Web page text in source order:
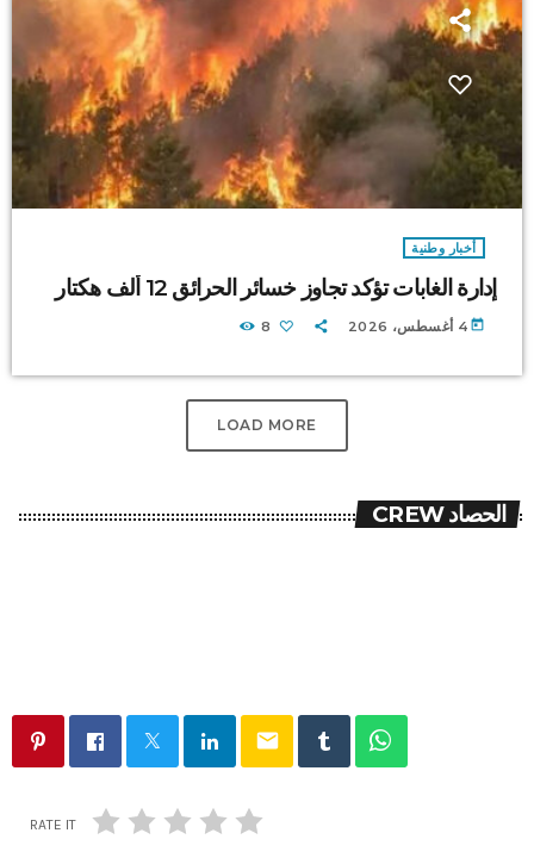
أخبار وطنية
إدارة الغابات تؤكد تجاوز خسائر الحرائق 12 ألف هكتار
today 4 أغسطس، 2026 8
LOAD MORE
الحصاد CREW
email
RATE IT